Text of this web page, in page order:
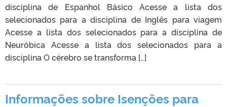
disciplina de Espanhol Básico Acesse a lista dos
selecionados para a disciplina de Inglês para viagem
Acesse a lista dos selecionados para a disciplina de
Neuróbica Acesse a lista dos selecionados para a
disciplina O cérebro se transforma […]
Informações sobre Isenções para